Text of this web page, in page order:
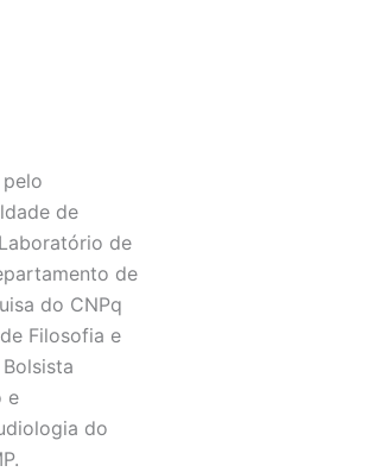
de
de
de
do CNPq
Filosofia e
e
do